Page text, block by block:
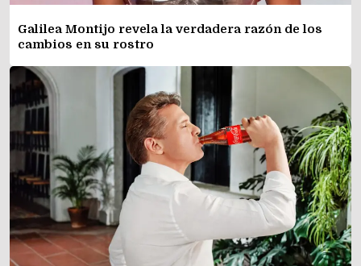
Galilea Montijo revela la verdadera razón de los
cambios en su rostro